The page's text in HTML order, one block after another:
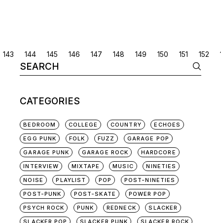
POSTS
NAVIGATION
143 144 145 146 147 148 149 150 151 152
Search
for:
CATEGORIES
BEDROOM COLLEGE COUNTRY
ECHOES
EGG PUNK
FOLK FUZZ
GARAGE POP
GARAGE PUNK
GARAGE ROCK
HARDCORE
INTERVIEW
MIXTAPE MUSIC
NINETIES
NOISE
PLAYLIST POP
POST-NINETIES
POST-PUNK
POST-SKATE
POWER POP
PSYCH ROCK
PUNK REDNECK
SLACKER
SLACKER POP
SLACKER PUNK SLACKER ROCK